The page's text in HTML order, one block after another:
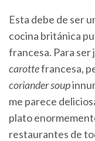
Esta debe de ser
cocina británica
francesa. Para ser
carottefrancesa,
coriander soup
me parece
plato
restaurantes de